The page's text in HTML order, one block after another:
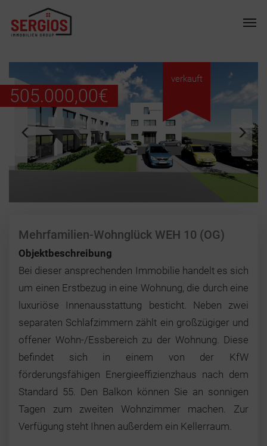
content
verkauft
505.000,00€
Mehrfamilien-Wohnglück WEH 10 (OG)
Objektbeschreibung
Bei dieser ansprechenden Immobilie handelt es sich
um einen Erstbezug in eine Wohnung, die durch eine
luxuriöse Innenausstattung besticht. Neben zwei
separaten Schlafzimmern zählt ein großzügiger und
offener Wohn-/Essbereich zu der Wohnung. Diese
befindet sich in einem von der KfW
förderungsfähigen Energieeffizienzhaus nach dem
Standard 55. Den Balkon können Sie an sonnigen
Tagen zum zweiten Wohnzimmer machen. Zur
Verfügung steht Ihnen außerdem ein Kellerraum.